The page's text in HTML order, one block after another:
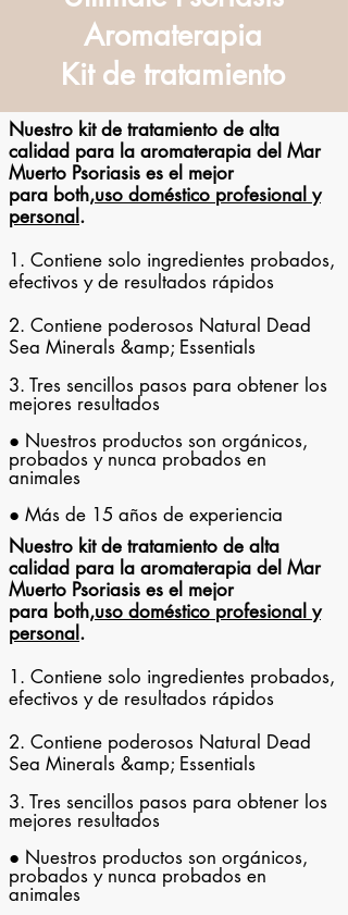
Aromaterapia
Kit de tratamiento
Nuestro kit de tratamiento de alta
calidad para la aromaterapia del Mar
Muerto Psoriasis es el mejor
para both,uso doméstico profesional y
personal .
1. Contiene solo ingredientes probados,
efectivos y de resultados rápidos
2. Contiene poderosos Natural Dead
Sea Minerals &amp; Essentials
3. Tres sencillos pasos para obtener los
mejores resultados
● Nuestros productos son orgánicos,
probados y nunca probados en
animales
● Más de 15 años de experiencia
Nuestro kit de tratamiento de alta
calidad para la aromaterapia del Mar
Muerto Psoriasis es el mejor
para both,uso doméstico profesional y
personal .
1. Contiene solo ingredientes probados,
efectivos y de resultados rápidos
2. Contiene poderosos Natural Dead
Sea Minerals &amp; Essentials
3. Tres sencillos pasos para obtener los
mejores resultados
● Nuestros productos son orgánicos,
probados y nunca probados en
animales